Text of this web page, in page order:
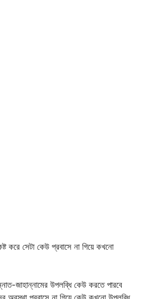
করে সেটা কেউ প্রবাসে না গিয়ে কখনো
জাহান্নামের উপলব্ধি কেউ করতে পারবে